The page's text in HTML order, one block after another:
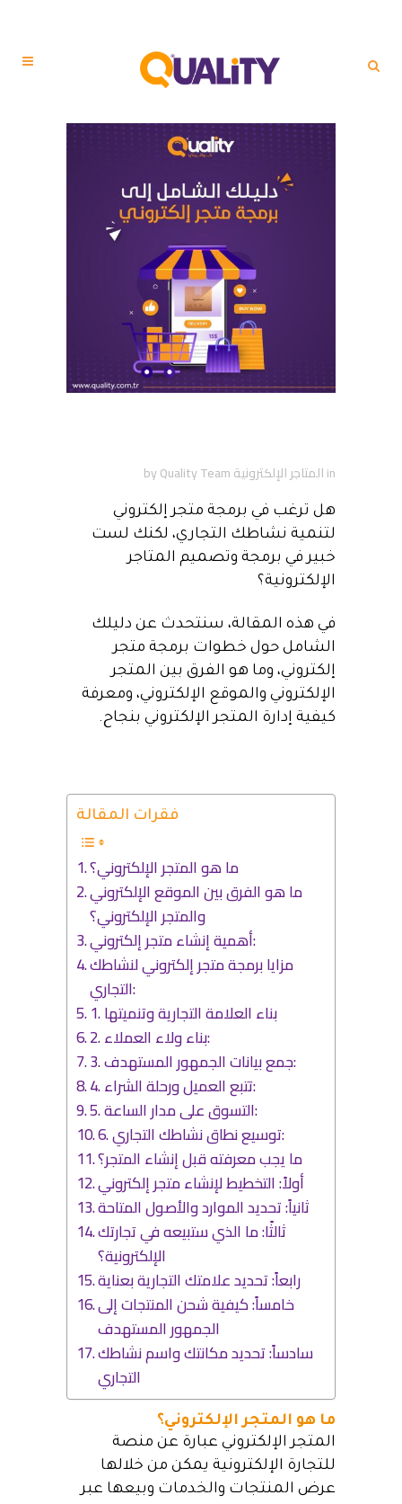
inالمتاجر الإلكترونية byQuality Team
هل ترغب في برمجة متجر إلكتروني
لتنمية نشاطك التجاري، لكنك لست
خبير في برمجة وتصميم المتاجر
الإلكترونية؟
في هذه المقالة، سنتحدث عن دليلك
الشامل حول خطوات برمجة متجر
إلكتروني، وما هو الفرق بين المتجر
الإلكتروني والموقع الإلكتروني، ومعرفة
كيفية إدارة المتجر الإلكتروني بنجاح.
فقرات المقالة
ما هو المتجر الإلكتروني؟
ما هو الفرق بين الموقع الإلكتروني
والمتجر الإلكتروني؟
أهمية إنشاء متجر إلكتروني:
مزايا برمجة متجر إلكتروني لنشاطك
التجاري:
1. بناء العلامة التجارية وتنميتها
2. بناء ولاء العملاء:
3. جمع بيانات الجمهور المستهدف:
4. تتبع العميل ورحلة الشراء:
5. التسوق على مدار الساعة:
6. توسيع نطاق نشاطك التجاري:
ما يجب معرفته قبل إنشاء المتجر؟
أولاً: التخطيط لإنشاء متجر إلكتروني
ثانياً: تحديد الموارد والأصول المتاحة
ثالثًا: ما الذي ستبيعه في تجارتك
الإلكترونية؟
رابعاً: تحديد علامتك التجارية بعناية
خامساً: كيفية شحن المنتجات إلى
الجمهور المستهدف
سادساً: تحديد مكانتك واسم نشاطك
التجاري
ما هو المتجر الإلكتروني؟
المتجر الإلكتروني عبارة عن منصة
للتجارة الإلكترونية يمكن من خلالها
عرض المنتجات والخدمات وبيعها عبر